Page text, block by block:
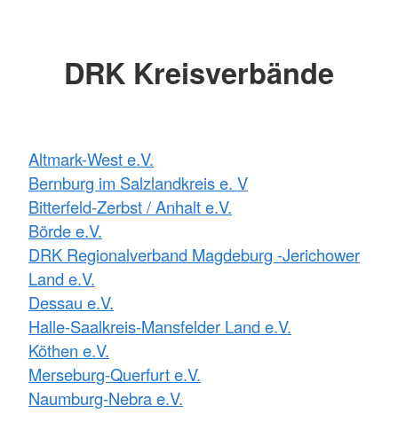
DRK Kreisverbände
Altmark-West e.V.
Bernburg im Salzlandkreis e. V
Bitterfeld-Zerbst / Anhalt e.V.
Börde e.V.
DRK Regionalverband Magdeburg -Jerichower
Land e.V.
Dessau e.V.
Halle-Saalkreis-Mansfelder Land e.V.
Köthen e.V.
Merseburg-Querfurt e.V.
Naumburg-Nebra e.V.